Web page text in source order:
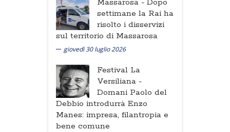
settimane la Rai ha
risolto i disservizi
sul territorio di Massarosa
giovedì 30 luglio 2026
Festival La
Versiliana -
Domani Paolo del
Debbio introdurrà Enzo
Manes: impresa, filantropia e
bene comune